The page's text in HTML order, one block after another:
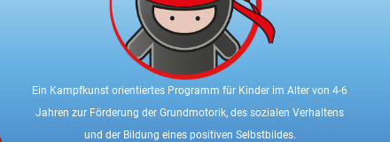
Ein Kampfkunst orientiertes Programm für Kinder im Alter von 4-6
Jahren zur Förderung der Grundmotorik, des sozialen Verhaltens
und der Bildung eines positiven Selbstbildes.